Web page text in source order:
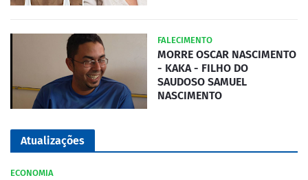
FALECIMENTO
MORRE OSCAR NASCIMENTO
- KAKA - FILHO DO
SAUDOSO SAMUEL
NASCIMENTO
Atualizações
ECONOMIA